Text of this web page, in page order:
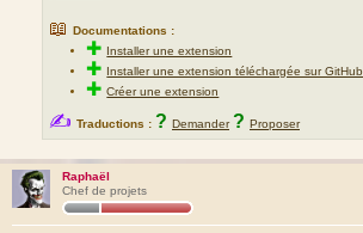
📖 Documentations :
✚ Installer une extension
✚ Installer une extension téléchargée sur GitHub
✚Créer une extension
✍ Traductions : ? Demander ? Proposer
Raphaël
Chef de projets